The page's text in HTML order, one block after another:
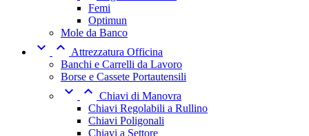
Femi
Optimun
Mole da Banco
  Attrezzatura Officina
Banchi e Carrelli da Lavoro
Borse e Cassete Portautensili
  Chiavi di Manovra
Chiavi Regolabili a Rullino
Chiavi Poligonali
Chiavi a Settore